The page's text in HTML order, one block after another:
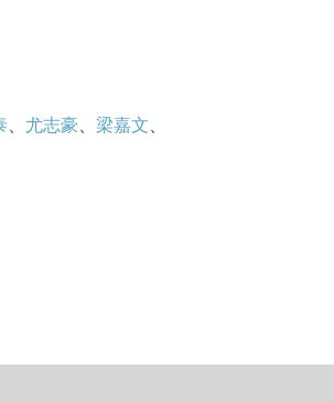
淫史新一頁！
尤志豪 梁嘉文